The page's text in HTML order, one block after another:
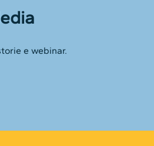
e webinar.